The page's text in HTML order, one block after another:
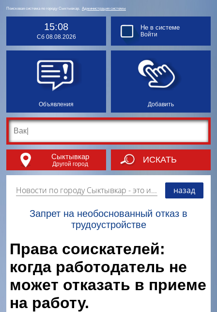
Поисковая система по городу Сыктывкар. Администрация системы
15:08
Сб 08.08.2026
Объявления Добавить
Не в системе
Войти
Сыктывкар
Другой город ИСКАТЬ
Новости по городу Сыктывкар - это информация о событиях, мероприятиях и торгово-коммерческой деятельности города. Страницу наполняют платные и бесплатные объявления, имеющие функцию "поднятия вверх списка". назад
Запрет на необоснованный отказ в
трудоустройстве
Права соискателей:
когда работодатель не
может отказать в приеме
на работу.